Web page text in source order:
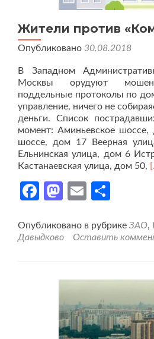
Жители против
Опубликовано 30.08.2018
В Западном
Москвы орудуют
поддельные протоколы по
управление, ничего не
деньги. Список
момент: Аминьевское
шоссе, дом 17 Веерная
Ельнинская улица, дом 6
Кастанаевская улица, дом 50,
Facebook
Mastodon
Email
Опубликовано в рубрике ЗАО,
Давыдково
Оставить